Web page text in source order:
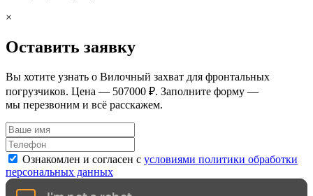
×
Оставить заявку
Вы хотите узнать о Вилочный захват для фронтальных
погрузчиков. Цена — 507000 ₽. Заполните форму —
мы перезвоним и всё расскажем.
Ознакомлен и согласен с условиями политики обработки
персональных данных